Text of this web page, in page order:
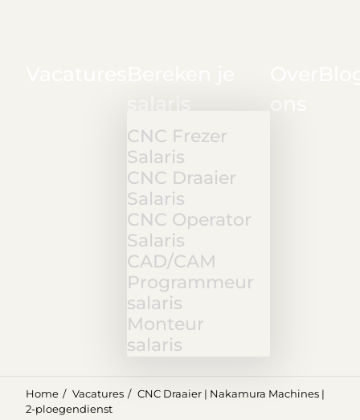
CNC Frezer
Salaris
CNC Draaier
Salaris
CNC Operator
Salaris
CAD/CAM
Programmeur
salaris
Monteur
salaris
Home Vacatures
CNC Draaier | Nakamura Machines |
2-ploegendienst